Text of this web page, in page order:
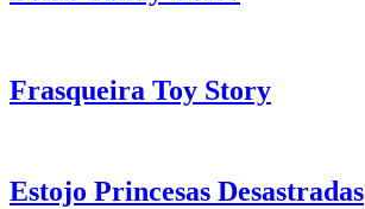
Frasqueira Toy Story
Estojo Princesas Desastradas